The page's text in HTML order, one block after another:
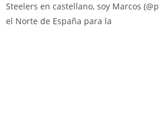
Steelers en castellano, soy Marcos
el Norte de España para la